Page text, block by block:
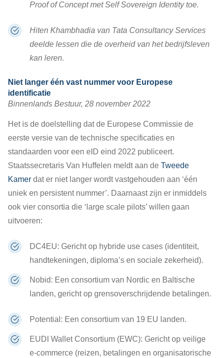
Proof of Concept met Self Sovereign Identitytoe.
Hiten Khambhadia van Tata Consultancy Services
deelde lessen die de overheid van het bedrijfsleven
kan leren.
Niet langer één vast nummer voor Europese
identificatie
Binnenlands Bestuur, 28 november 2022
Het is de doelstelling dat de Europese Commissie de
eerste versie van de technische specificaties en
standaarden voor een eID eind 2022 publiceert.
Staatssecretaris Van Huffelen meldt aan de Tweede
Kamer dat er niet langer wordt vastgehouden aan ‘één
uniek en persistent nummer’. Daarnaast zijn er inmiddels
ook vier consortia die ‘large scale pilots’ willen gaan
uitvoeren:
DC4EU: Gericht op hybride use cases (identiteit,
handtekeningen, diploma’s en sociale zekerheid).
Nobid: Een consortium van Nordic en Baltische
landen, gericht op grensoverschrijdende betalingen.
Potential : Een consortium van 19 EU landen.
EUDI Wallet Consortium (EWC): Gericht op veilige
e-commerce (reizen, betalingen en organisatorische